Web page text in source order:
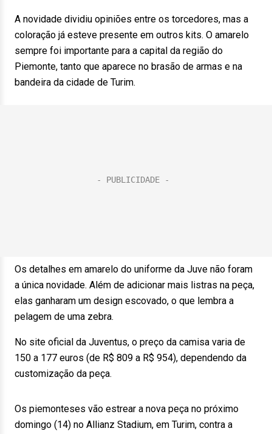
A novidade dividiu opiniões entre os torcedores, mas a
coloração já esteve presente em outros kits. O amarelo
sempre foi importante para a capital da região do
Piemonte, tanto que aparece no brasão de armas e na
bandeira da cidade de Turim.
Os detalhes em amarelo do uniforme da Juve não foram
a única novidade. Além de adicionar mais listras na peça,
elas ganharam um design escovado, o que lembra a
pelagem de uma zebra.
No site oficial da Juventus, o preço da camisa varia de
150 a 177 euros (de R$ 809 a R$ 954), dependendo da
customização da peça.
Os piemonteses vão estrear a nova peça no próximo
domingo (14) no Allianz Stadium, em Turim, contra a